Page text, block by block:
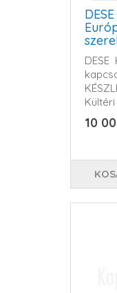
DESE
házb..
10